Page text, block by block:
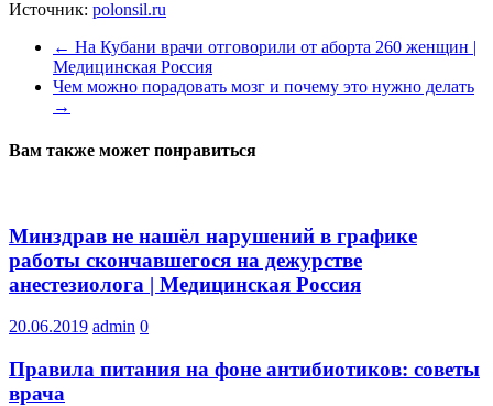
Источник: polonsil.ru
← На Кубани врачи отговорили от аборта 260 женщин |
Медицинская Россия
Чем можно порадовать мозг и почему это нужно делать
→
Вам также может понравиться
Минздрав не нашёл нарушений в графике
работы скончавшегося на дежурстве
анестезиолога | Медицинская Россия
20.06.2019 admin 0
Правила питания на фоне антибиотиков: советы
врача